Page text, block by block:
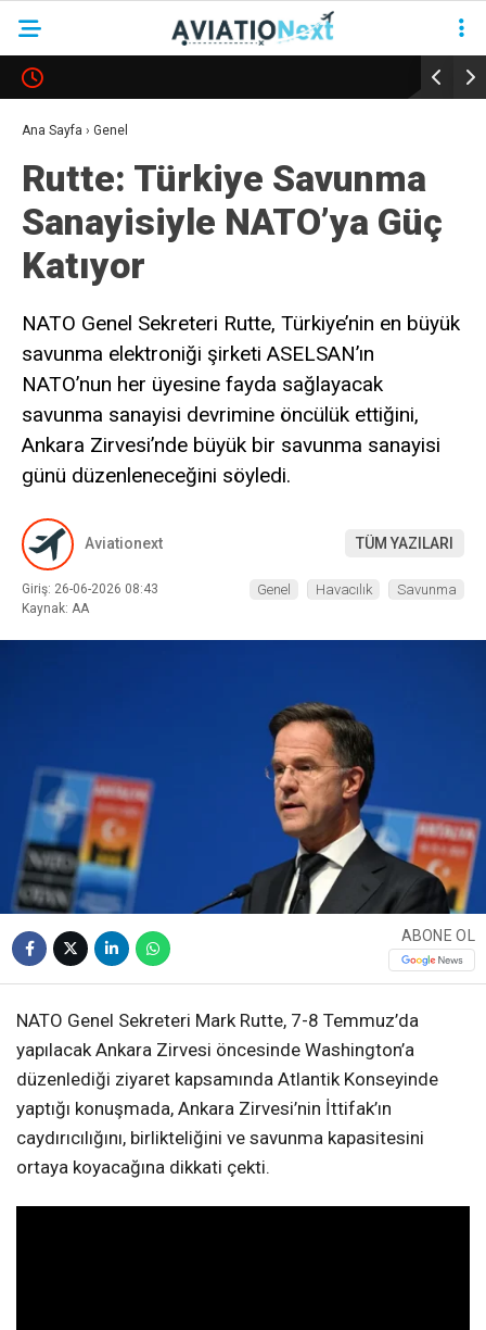
Facebook
Instagram
HAVACILIK
SAVUNMA
TURIZM
SÜRDÜRÜLEBILIRLIK
KÖŞE YAZILARI – COLUMNS
NEWS & INSIGHTS
Ana Sayfa › Genel
Rutte: Türkiye Savunma
Sanayisiyle NATO’ya Güç
Katıyor
NATO Genel Sekreteri Rutte, Türkiye’nin en büyük
savunma elektroniği şirketi ASELSAN’ın
NATO’nun her üyesine fayda sağlayacak
savunma sanayisi devrimine öncülük ettiğini,
Ankara Zirvesi’nde büyük bir savunma sanayisi
günü düzenleneceğini söyledi.
Aviationext TÜM YAZILARI
Giriş: 26-06-2026 08:43
Kaynak: AA
Genel Havacılık Savunma
ABONE OL
NATO Genel Sekreteri Mark Rutte, 7-8 Temmuz’da
yapılacak Ankara Zirvesi öncesinde Washington’a
düzenlediği ziyaret kapsamında Atlantik Konseyinde
yaptığı konuşmada, Ankara Zirvesi’nin İttifak’ın
caydırıcılığını, birlikteliğini ve savunma kapasitesini
ortaya koyacağına dikkati çekti.